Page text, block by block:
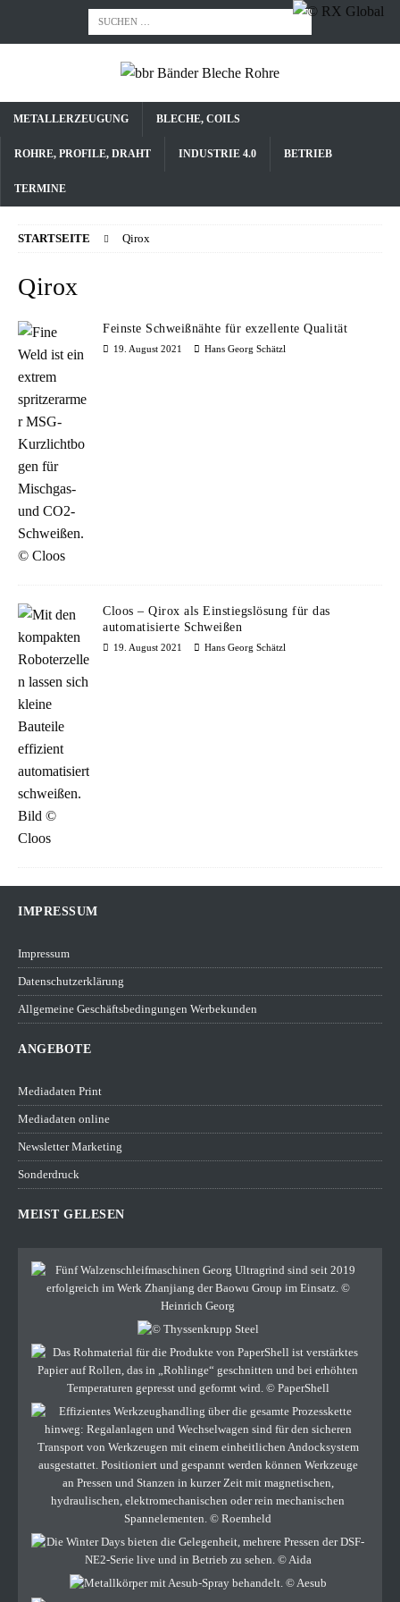
METALLERZEUGUNG BLECHE, COILS
ROHRE, PROFILE, DRAHT INDUSTRIE 4.0 BETRIEB
TERMINE
STARTSEITE Qirox
Qirox
Feinste Schweißnähte für exzellente Qualität
19. August 2021 Hans Georg Schätzl
Cloos – Qirox als Einstiegslösung für das
automatisierte Schweißen
19. August 2021 Hans Georg Schätzl
IMPRESSUM
Impressum
Datenschutzerklärung
Allgemeine Geschäftsbedingungen Werbekunden
ANGEBOTE
Mediadaten Print
Mediadaten online
Newsletter Marketing
Sonderdruck
MEIST GELESEN